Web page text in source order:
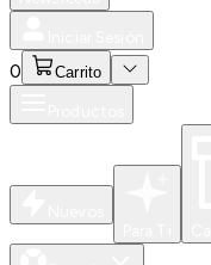
0 Carrito